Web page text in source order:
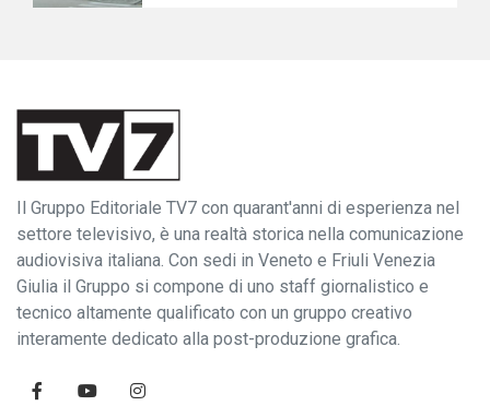
Il Gruppo Editoriale TV7 con quarant'anni di esperienza nel
settore televisivo, è una realtà storica nella comunicazione
audiovisiva italiana. Con sedi in Veneto e Friuli Venezia
Giulia il Gruppo si compone di uno staff giornalistico e
tecnico altamente qualificato con un gruppo creativo
interamente dedicato alla post-produzione grafica.